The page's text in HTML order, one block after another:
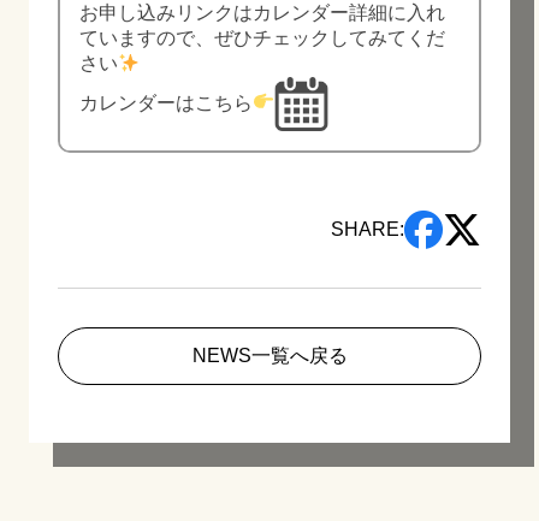
お申し込みリンクはカレンダー詳細に入れ
ていますので、ぜひチェックしてみてくだ
さい
カレンダーはこちら
SHARE:
NEWS一覧へ戻る